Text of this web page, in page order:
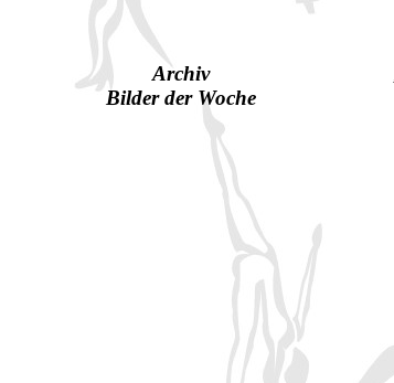
Archiv
Bilder der Woche